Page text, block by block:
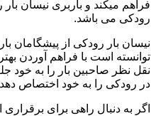
فراهم میکند و باربری نیسان
رودکی می باشد.
نیسان بار رودکی از پیشگامان
توانسته است با فراهم آوردن
نقل نظر صاحبین بار را به خود
در رودکی را به خود اختصاص
اگر به دنبال راهی برای برقراری